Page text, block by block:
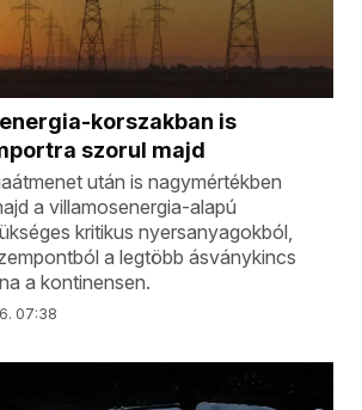
korszakban is
szorul majd
után is nagymértékben
a villamosenergia-alapú
kritikus nyersanyagokból,
a legtöbb ásványkincs
a kontinensen.
07:38